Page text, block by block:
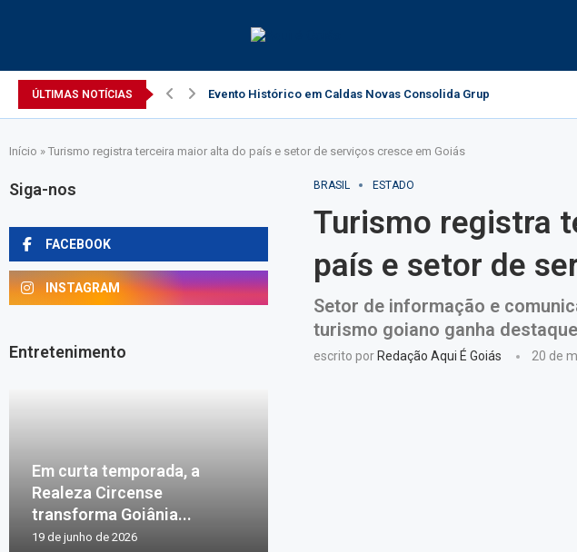
ÚLTIMAS NOTÍCIAS Evento Histórico em Caldas Novas Consolida Grupo Político e
Início » Turismo registra terceira maior alta do país e setor de serviços cresce em Goiás
BRASIL ESTADO
Turismo registra
país e setor de
Setor de informação e
turismo goiano ganha
escrito por Redação Aqui É Goiás 20 de
Siga-nos
FACEBOOK
INSTAGRAM
Entretenimento
Em curta temporada, a
Realeza Circense
transforma Goiânia...
19 de junho de 2026